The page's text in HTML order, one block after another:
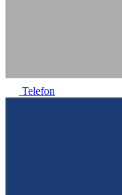
Telefon